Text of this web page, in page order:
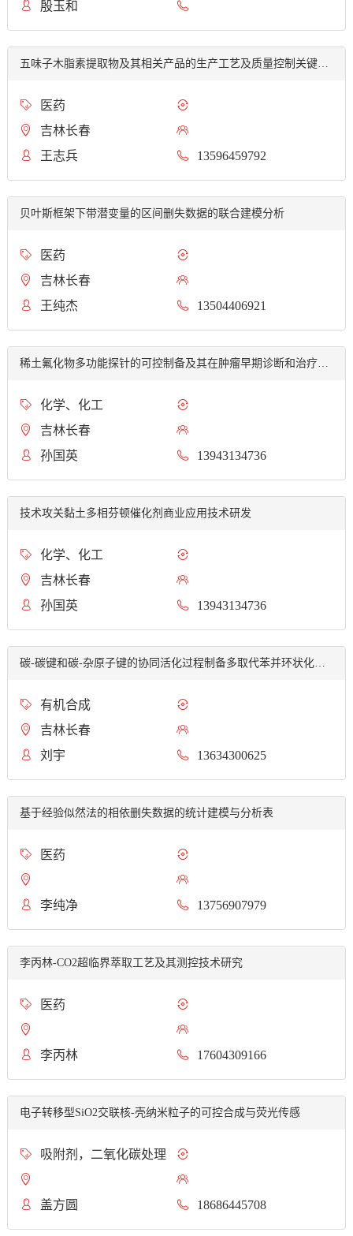
殷玉和
医药
吉林长春
王志兵
13596459792
贝叶斯框架下带潜变量的区间删失数据的联合建模分析
医药
吉林长春
王纯杰
13504406921
化学、化工
吉林长春
孙国英
13943134736
技术攻关黏土多相芬顿催化剂商业应用技术研发
化学、化工
吉林长春
孙国英
13943134736
有机合成
吉林长春
刘宇
13634300625
基于经验似然法的相依删失数据的统计建模与分析表
医药
李纯净 13756907979
李丙林-CO2超临界萃取工艺及其测控技术研究
医药
李丙林 17604309166
电子转移型SiO2交联核-壳纳米粒子的可控合成与荧光传感
吸附剂，二氧化碳处理
盖方圆 18686445708